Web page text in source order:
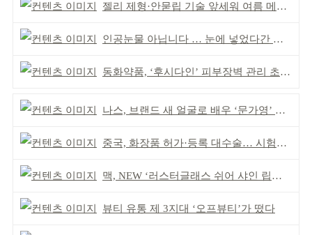
젤리 제형·안묻립 기술 앞세워 여름 메이크업 시장 공략
인공눈물 아닙니다 … 눈에 넣었다간 각막 손상
동화약품, ‘후시다인’ 피부장벽 관리 초점 ‘리브랜딩’
나스, 브랜드 새 얼굴로 배우 ‘문가영’ 발탁
중국, 화장품 허가·등록 대수술… 시험자료 공용 허용
맥, NEW ‘러스터글래스 쉬어 샤인 립스틱’ 출시
뷰티 유통 제 3지대 ‘오프뷰티’가 떴다